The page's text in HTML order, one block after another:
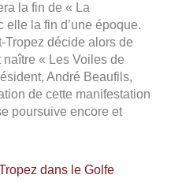
la fin de « La
elle la fin d’une époque.
Tropez décide alors de
« Les Voiles de
André Beaufils,
de cette manifestation
poursuive encore et